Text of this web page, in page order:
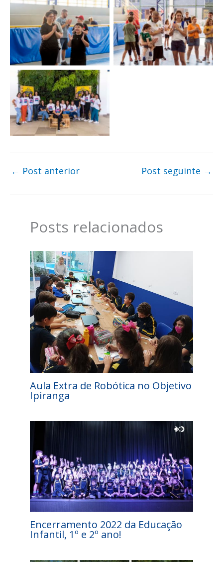
← Post anterior Post seguinte →
Posts relacionados
Aula Extra de Robótica no Objetivo
Ipiranga
Encerramento 2022 da Educação
Infantil, 1º e 2º ano!